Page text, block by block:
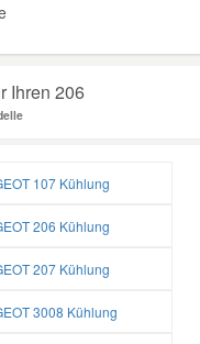
Ihren 206
107 Kühlung
206 Kühlung
207 Kühlung
3008 Kühlung